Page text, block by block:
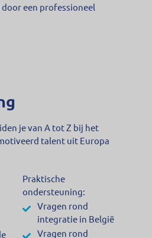
een professioneel
je van A tot Z bij het
talent uit Europa
Praktische
ondersteuning:
Vragen rond
integratie in België
Vragen rond